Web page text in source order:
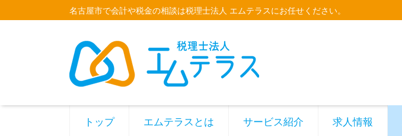
名古屋市で会計や税金の相談は税理士法人 エムテラスにお任せください。
トップ エムテラスとは サービス紹介 求人情報